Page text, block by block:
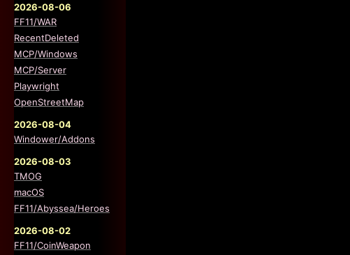
2026-08-06
FF11/WAR
RecentDeleted
MCP/Windows
MCP/Server
Playwright
OpenStreetMap
2026-08-04
Windower/Addons
2026-08-03
TMOG
macOS
FF11/Abyssea/Heroes
2026-08-02
FF11/CoinWeapon